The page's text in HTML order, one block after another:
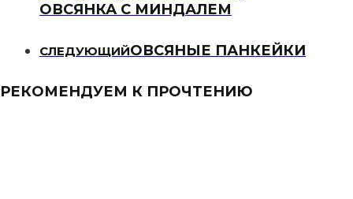
ОВСЯНКА С МИНДАЛЕМ
СЛЕДУЮЩИЙОВСЯНЫЕ ПАНКЕЙКИ
РЕКОМЕНДУЕМ К ПРОЧТЕНИЮ